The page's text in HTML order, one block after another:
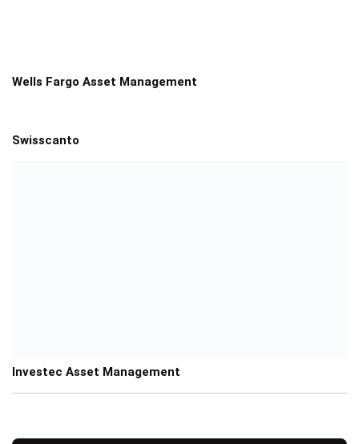
Wells Fargo Asset Management
Swisscanto
Investec Asset Management